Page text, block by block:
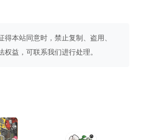
本站同意时，禁止复制、盗用、
益，可联系我们进行处理。